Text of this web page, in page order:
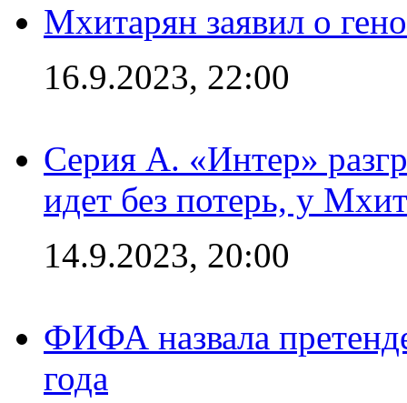
Мхитарян заявил о
16.9.2023, 22:00
Серия А. «Интер»
идет без потерь, у
14.9.2023, 20:00
ФИФА назвала
года